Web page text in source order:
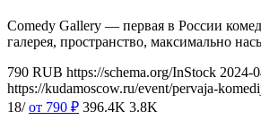
Comedy Gallery — первая в России
галерея, пространство, максимально
790 RUB https://schema.org/InStock 2024-
https://kudamoscow.ru/event/pervaja-
18/ от 790 ₽ 396.4K 3.8K